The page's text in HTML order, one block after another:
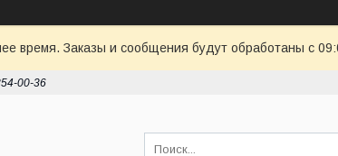
время. Заказы и сообщения будут обработаны с
00-36